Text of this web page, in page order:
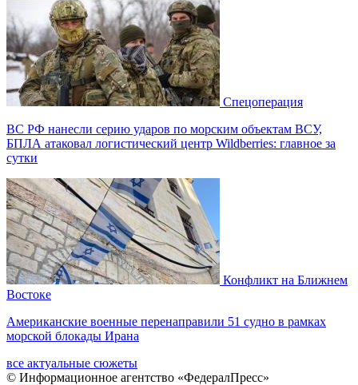
Спецоперация
ВС РФ нанесли серию ударов по морским объектам ВСУ,
БПЛА атаковал логистический центр Wildberries: главное за
сутки
Конфликт на Ближнем
Востоке
Американские военные перенаправили 51 судно в рамках
морской блокады Ирана
все актуальные сюжеты
© Информационное агентство «ФедералПресс»